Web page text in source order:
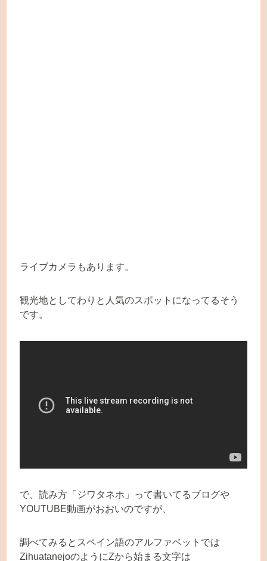
ライブカメラもあります。
観光地としてわりと人気のスポットになってるそう
です。
で、読み方「ジワタネホ」って書いてるブログや
YOUTUBE動画がおおいのですが、
調べてみるとスペイン語のアルファベットでは
ZihuatanejoのようにZから始まる文字は